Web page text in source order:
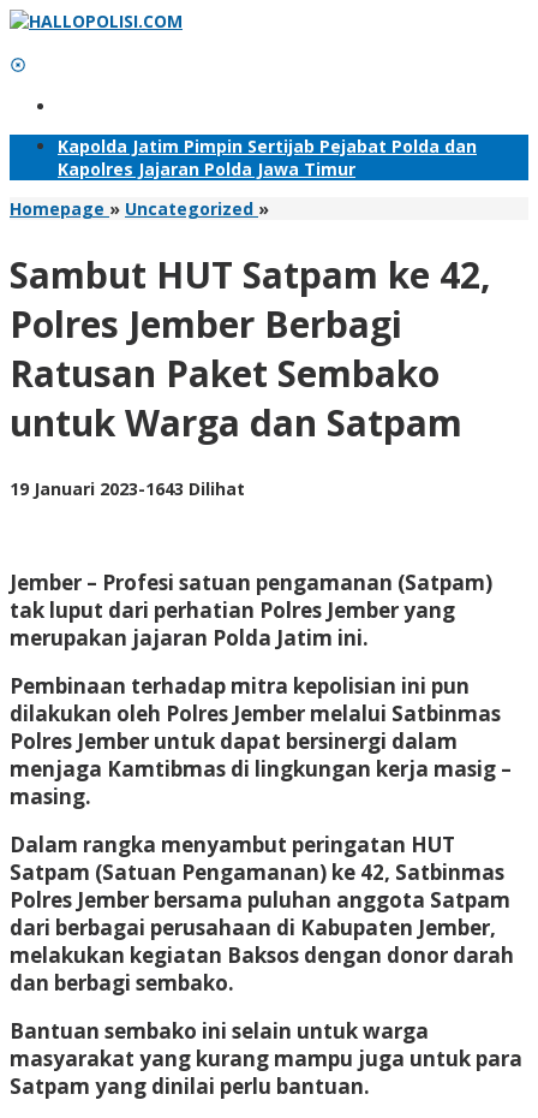
Lewati
konten
Kapolda Jatim Pimpin Sertijab Pejabat Polda dan
Kapolres Jajaran Polda Jawa Timur
Homepage » Uncategorized »Sambut
ke
Polres
Jember
Berbagi
Ratusan
Paket
Sembako
Sambut HUT Satpam ke 42,
Polres Jember Berbagi
Ratusan Paket Sembako
untuk Warga dan Satpam
19 Januari 2023oleh
-1643 Dilihat
Jember – Profesi satuan pengamanan (Satpam)
tak luput dari perhatian Polres Jember yang
merupakan jajaran Polda Jatim ini.
Pembinaan terhadap mitra kepolisian ini pun
dilakukan oleh Polres Jember melalui Satbinmas
Polres Jember untuk dapat bersinergi dalam
menjaga Kamtibmas di lingkungan kerja masig –
masing.
Dalam rangka menyambut peringatan HUT
Satpam (Satuan Pengamanan) ke 42, Satbinmas
Polres Jember bersama puluhan anggota Satpam
dari berbagai perusahaan di Kabupaten Jember,
melakukan kegiatan Baksos dengan donor darah
dan berbagi sembako.
Bantuan sembako ini selain untuk warga
masyarakat yang kurang mampu juga untuk para
Satpam yang dinilai perlu bantuan.